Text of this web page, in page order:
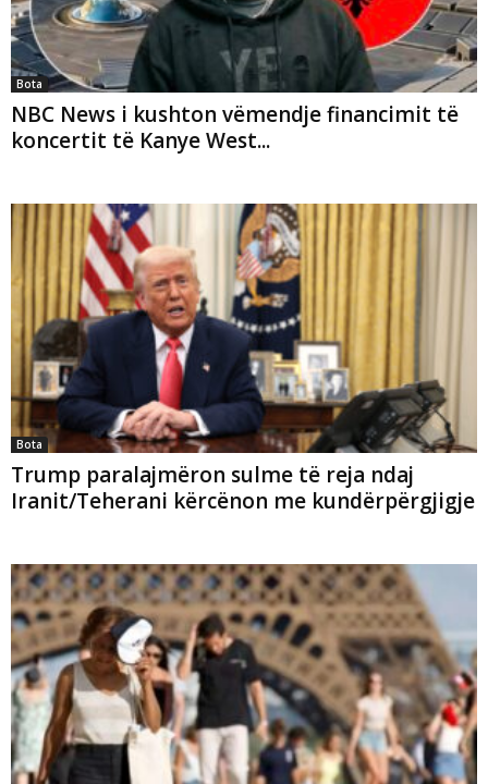
Bota
NBC News i kushton vëmendje financimit të
koncertit të Kanye West...
Bota
Trump paralajmëron sulme të reja ndaj
Iranit/Teherani kërcënon me kundërpërgjigje